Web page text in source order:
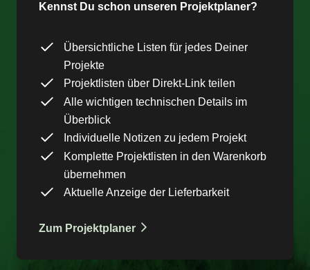
Kennst Du schon unseren Projektplaner?
Übersichtliche Listen für jedes Deiner
Projekte
Projektlisten über Direkt-Link teilen
Alle wichtigen technischen Details im
Überblick
Individuelle Notizen zu jedem Projekt
Komplette Projektlisten in den Warenkorb
übernehmen
Aktuelle Anzeige der Lieferbarkeit
Zum Projektplaner